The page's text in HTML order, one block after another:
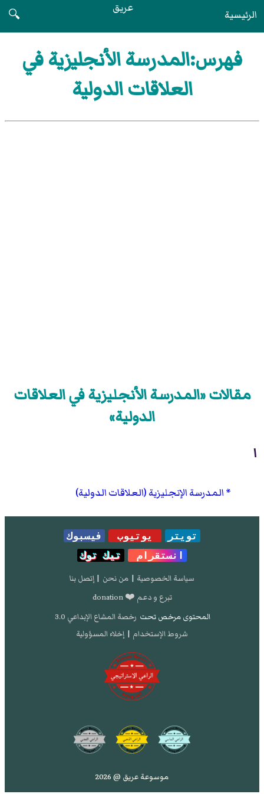
الرئيسية عريق
🔍
فهرس:المدرسة الأنجليزية في
العلاقات الدولية
مقالات «المدرسة الأنجليزية في العلاقات
الدولية»
ا
المدرسة الإنجليزية (العلاقات الدولية)
تويتر يوتيوب
فيسبوك
انستقرام
تيك توك
سياسة الخصوصية | من نحن | إتصل بنا
تبرع و دعم ❤️ donation
المحتوى مرخص تحت رخصة المشاع الإبداعي 3.0
شروط الإستخدام | إخلاء المسؤولية
موسوعة عريق @ 2026